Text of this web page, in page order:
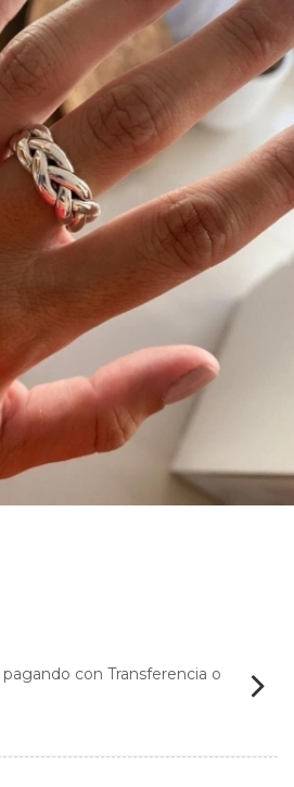
pagando con Transferencia o